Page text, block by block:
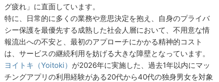
グ疲れ」に直面しています。
特に、日常的に多くの業務や意思決定を抱え、自身のプライバ
シー保護を最優先する成熟した社会人層において、不用意な情
報流出への不安と、最初のアプローチにかかる精神的コスト
は、サービスの継続利用を妨げる大きな障壁となっています。
ヨイトキ（Yoitoki） が2026年に実施した、過去1年以内にマッ
チングアプリの利用経験がある20代から40代の独身男女を対象